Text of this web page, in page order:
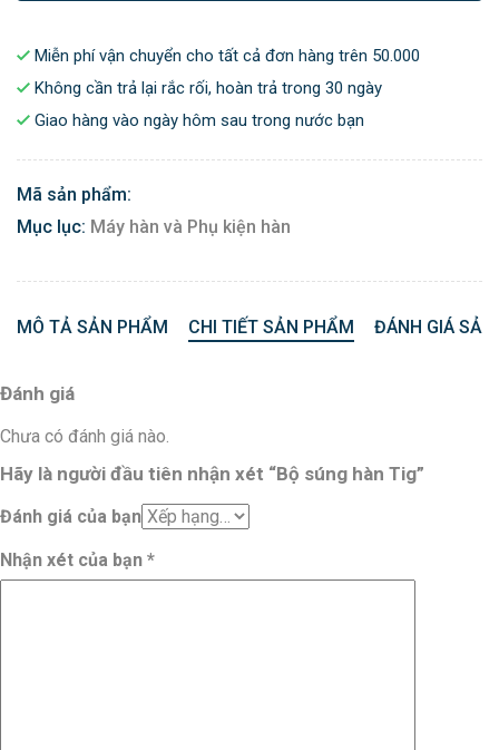
Miễn phí vận chuyển cho tất cả đơn hàng trên 50.000
Không cần trả lại rắc rối, hoàn trả trong 30 ngày
Giao hàng vào ngày hôm sau trong nước bạn
Mã sản phẩm:
Mục lục: Máy hàn và Phụ kiện hàn
MÔ TẢ SẢN PHẨM CHI TIẾT SẢN PHẨM ĐÁNH GIÁ
Đánh giá
Chưa có đánh giá nào.
Hãy là người đầu tiên nhận xét “Bộ súng hàn Tig”
Đánh giá của bạn
Nhận xét của bạn *